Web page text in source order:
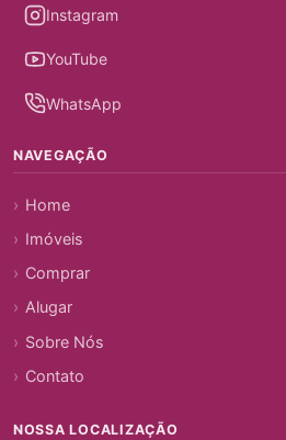
Instagram
YouTube
WhatsApp
NAVEGAÇÃO
Home
Imóveis
Comprar
Alugar
Sobre Nós
Contato
NOSSA LOCALIZAÇÃO